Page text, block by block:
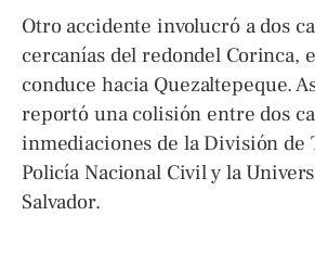
Otro accidente involucró a dos
cercanías del redondel Corinca,
conduce hacia Quezaltepeque.
reportó una colisión entre dos
inmediaciones de la División de
Policía Nacional Civil y la
Salvador.